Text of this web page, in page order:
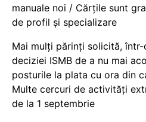
manuale noi / Cărțile sunt
de profil și specializare
Mai mulți părinți solicită,
deciziei ISMB de a nu mai
posturile la plata cu ora din
Multe cercuri de activități
de la 1 septembrie